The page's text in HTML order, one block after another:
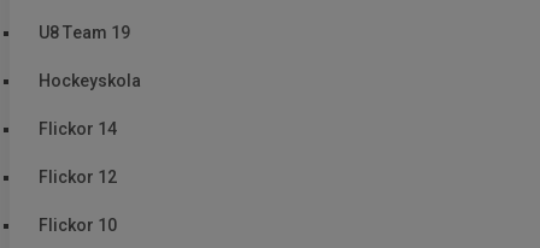
U8 Team 19
Hockeyskola
Flickor 14
Flickor 12
Flickor 10